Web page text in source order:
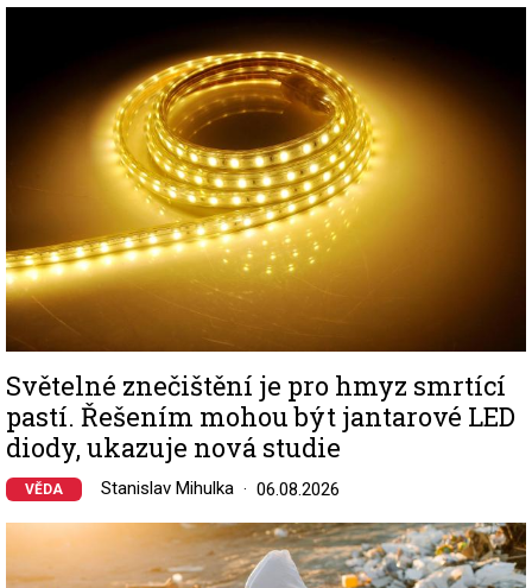
Světelné znečištění je pro hmyz smrtící
pastí. Řešením mohou být jantarové LED
diody, ukazuje nová studie
VĚDA Stanislav Mihulka 06.08.2026
Image